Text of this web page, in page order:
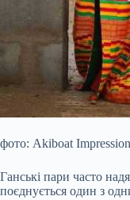
фото: Akiboat
Ганські пари часто
поєднується один з